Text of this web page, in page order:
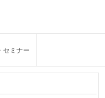
セミナー